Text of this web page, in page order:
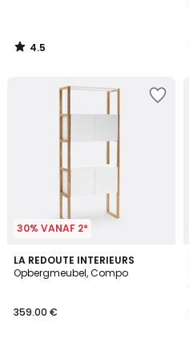
4.5
/
30% VANAF 2*
LA REDOUTE INTERIEURS
Opbergmeubel, Compo
359.00 €
4.1
/ 5